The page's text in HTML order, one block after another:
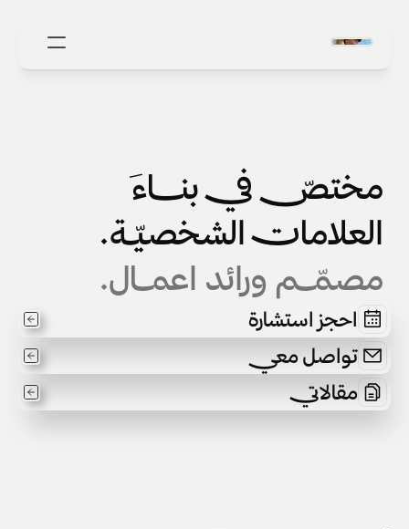
احجز استشارة
تواصل معي
مقالاتي
مختصّ في بنـــــاءَ
العلامات الشخصيّـة.
مصمّــم ورائد اعمــال.